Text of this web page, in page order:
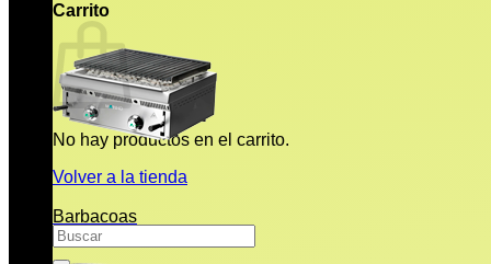
Carrito
No hay productos en el carrito.
Volver a la tienda
Buscar
por:
Barbacoas